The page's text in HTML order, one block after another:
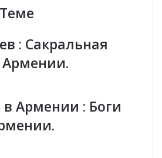
փ
ո
,
թ
: Сакральная
Армении.
Армении : Боги